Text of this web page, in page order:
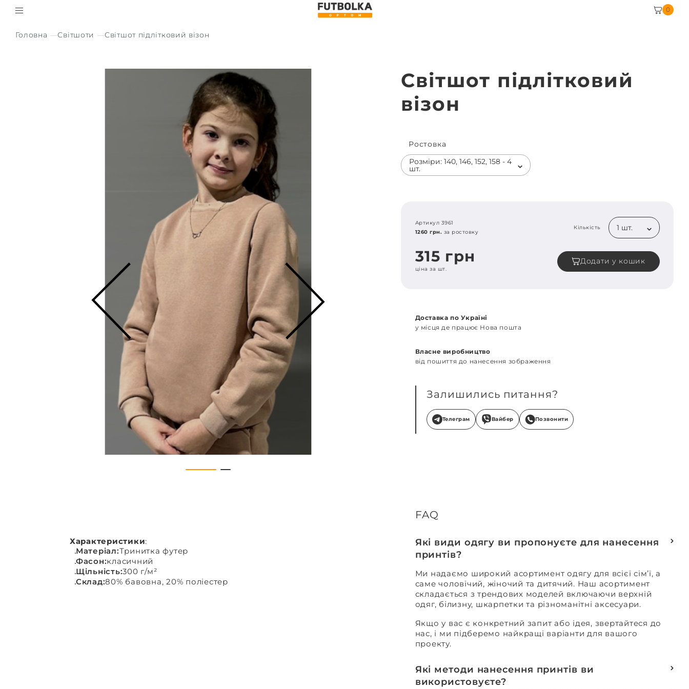
0
Головна Світшоти Світшот підлітковий візон
Світшот підлітковий
візон
Ростовка
Розміри: 140, 146, 152, 158 - 4
шт.
Артикул 3961
1260 грн. за ростовку
Кількість 1 шт.
315 грн
ціна за шт.
Додати у кошик
Доставка по Україні
у місця де працює Нова пошта
Власне виробництво
від пошиття до нанесення зображення
Залишились питання?
Телеграм Вайбер Позвонити
Характеристики:
Матеріал:Тринитка футер
Фасон:класичний
Щільність:300 г/м²
Склад:80% бавовна, 20% поліестер
FAQ
Які види одягу ви пропонуєте для нанесення
принтів?
Ми надаємо широкий асортимент одягу для всієї сім’ї, а
саме чоловічий, жіночий та дитячий. Наш асортимент
складається з трендових моделей включаючи верхній
одяг, білизну, шкарпетки та різноманітні аксесуари.
Якщо у вас є конкретний запит або ідея, звертайтеся до
нас, і ми підберемо найкращі варіанти для вашого
проекту.
Які методи нанесення принтів ви
використовуєте?